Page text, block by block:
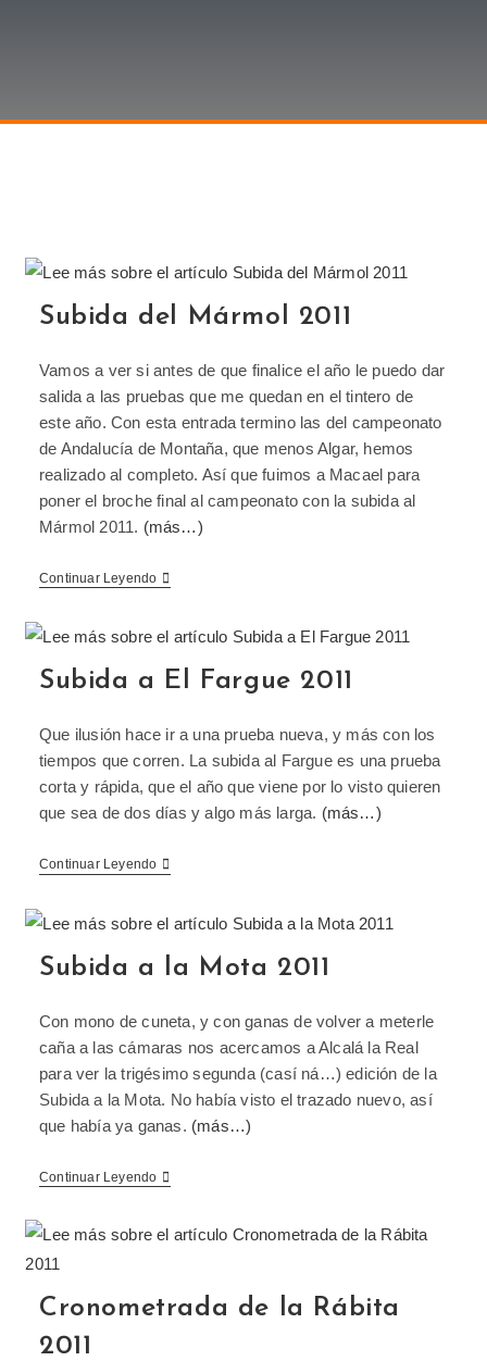
Subida del Mármol 2011
Vamos a ver si antes de que finalice el año le puedo dar
salida a las pruebas que me quedan en el tintero de
este año. Con esta entrada termino las del campeonato
de Andalucía de Montaña, que menos Algar, hemos
realizado al completo. Así que fuimos a Macael para
poner el broche final al campeonato con la subida al
Mármol 2011. (más…)
Continuar Leyendo
Subida a El Fargue 2011
Que ilusión hace ir a una prueba nueva, y más con los
tiempos que corren. La subida al Fargue es una prueba
corta y rápida, que el año que viene por lo visto quieren
que sea de dos días y algo más larga. (más…)
Continuar Leyendo
Subida a la Mota 2011
Con mono de cuneta, y con ganas de volver a meterle
caña a las cámaras nos acercamos a Alcalá la Real
para ver la trigésimo segunda (casí ná…) edición de la
Subida a la Mota. No había visto el trazado nuevo, así
que había ya ganas. (más…)
Continuar Leyendo
Cronometrada de la Rábita
2011